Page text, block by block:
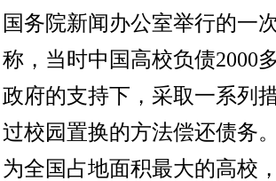
国务院新闻办公室举行的一
称，当时中国高校负债2000
政府的支持下，采取一系列
过校园置换的方法偿还债务
为全国占地面积最大的高校